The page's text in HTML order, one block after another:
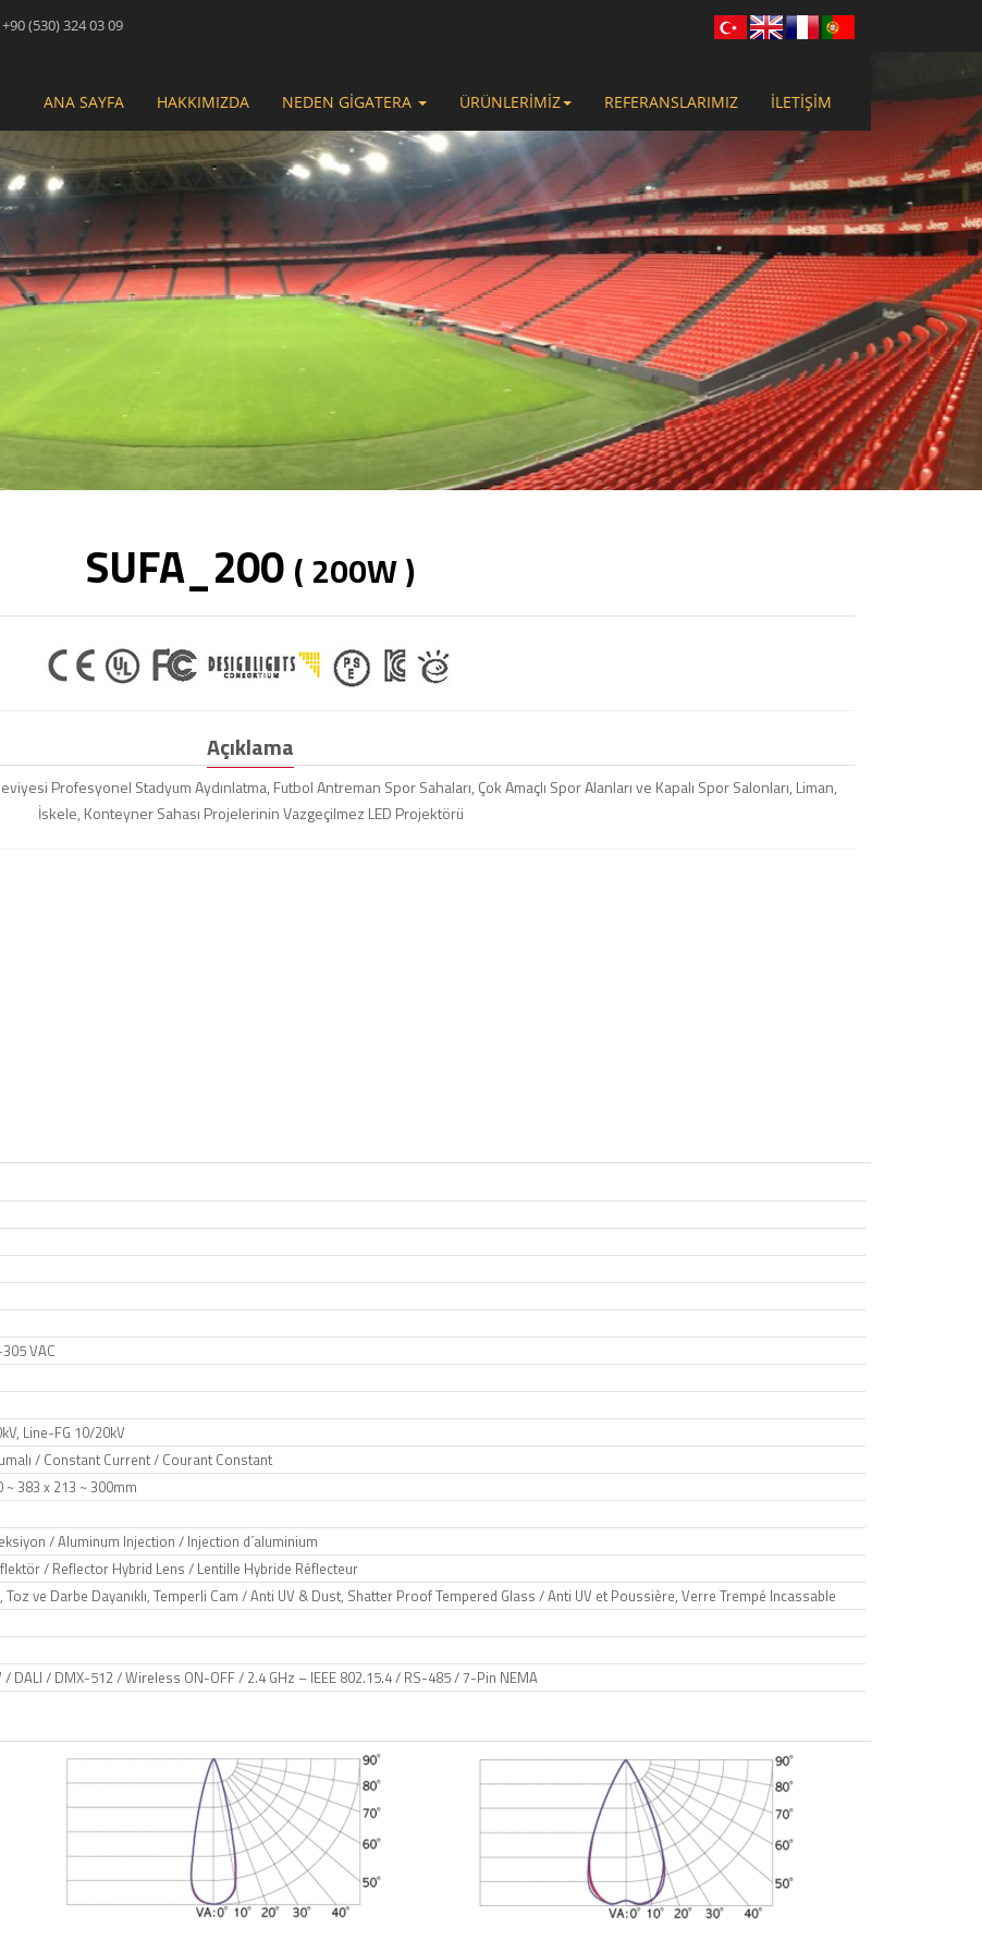
+90 (530) 324 03 09
ANA SAYFA HAKKIMIZDA NEDEN GİGATERA ÜRÜNLERİMİZ REFERANSLARIMIZ İLETİŞİM
SUFA_200 ( 200W )
Açıklama
Seviyesi Profesyonel Stadyum Aydınlatma, Futbol Antreman Spor Sahaları, Çok Amaçlı Spor Alanları ve Kapalı Spor Salonları, Liman,
İskele, Konteyner Sahası Projelerinin Vazgeçilmez LED Projektörü
VAC
Line-FG 10/20kV
/ Constant Current / Courant Constant
~ 383 x 213 ~ 300mm
/ Aluminum Injection / Injection d´aluminium
/ Reflector Hybrid Lens / Lentille Hybride Réflecteur
Toz ve Darbe Dayanıklı, Temperli Cam / Anti UV & Dust, Shatter Proof Tempered Glass / Anti UV et Poussière, Verre Trempé Incassable
DALI / DMX-512 / Wireless ON-OFF / 2.4 GHz – IEEE 802.15.4 / RS-485 / 7-Pin NEMA